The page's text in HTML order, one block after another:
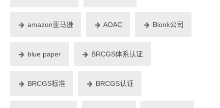
amazon亚马逊 AOAC Blonk公司
blue paper BRCGS体系认证
BRCGS标准 BRCGS认证